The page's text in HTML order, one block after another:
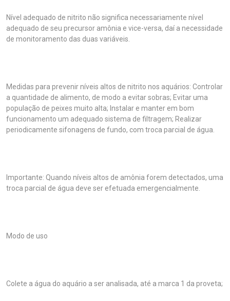
Nível adequado de nitrito não significa necessariamente nível
adequado de seu precursor amônia e vice-versa, daí a necessidade
de monitoramento das duas variáveis.
Medidas para prevenir níveis altos de nitrito nos aquários: Controlar
a quantidade de alimento, de modo a evitar sobras; Evitar uma
população de peixes muito alta; Instalar e manter em bom
funcionamento um adequado sistema de filtragem; Realizar
periodicamente sifonagens de fundo, com troca parcial de água.
Importante: Quando níveis altos de amônia forem detectados, uma
troca parcial de água deve ser efetuada emergencialmente.
Modo de uso
Colete a água do aquário a ser analisada, até a marca 1 da proveta;